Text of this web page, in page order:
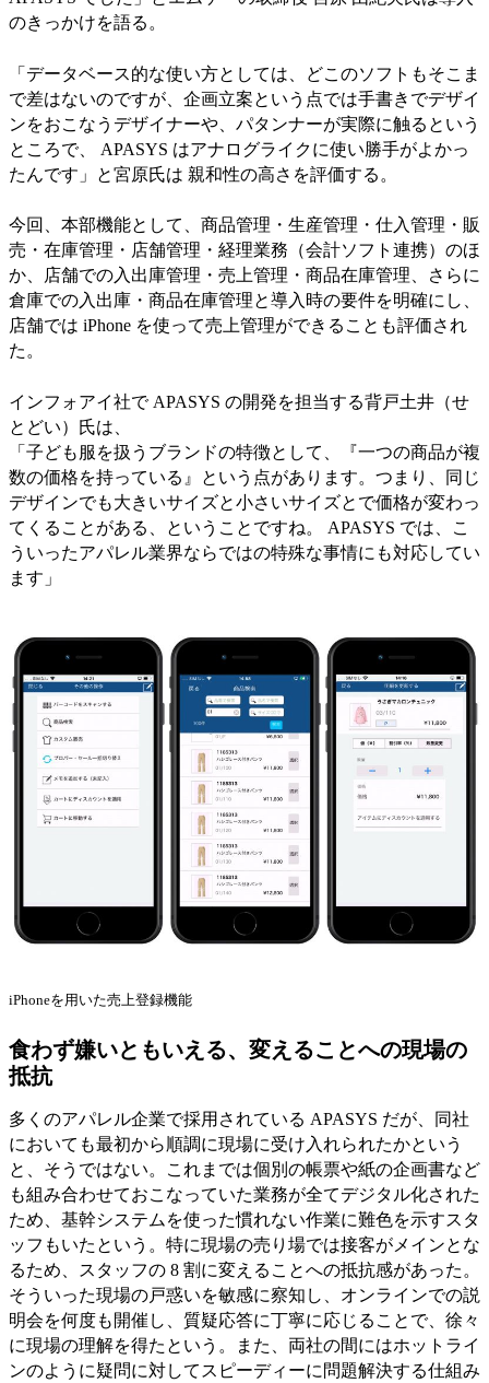
のきっかけを語る。
「データベース的な使い方としては、どこのソフトもそこま
で差はないのですが、企画立案という点では手書きでデザイ
ンをおこなうデザイナーや、パタンナーが実際に触るという
ところで、 APASYS はアナログライクに使い勝手がよかっ
たんです」と宮原氏は 親和性の高さを評価する。
今回、本部機能として、商品管理・生産管理・仕入管理・販
売・在庫管理・店舗管理・経理業務（会計ソフト連携）のほ
か、店舗での入出庫管理・売上管理・商品在庫管理、さらに
倉庫での入出庫・商品在庫管理と導入時の要件を明確にし、
店舗では iPhone を使って売上管理ができることも評価され
た。
インフォアイ社で APASYS の開発を担当する背戸土井（せ
とどい）氏は、
「子ども服を扱うブランドの特徴として、『一つの商品が複
数の価格を持っている』という点があります。つまり、同じ
デザインでも大きいサイズと小さいサイズとで価格が変わっ
てくることがある、ということですね。 APASYS では、こ
ういったアパレル業界ならではの特殊な事情にも対応してい
ます」
iPhoneを用いた売上登録機能
食わず嫌いともいえる、変えることへの現場の
抵抗
多くのアパレル企業で採用されている APASYS だが、同社
においても最初から順調に現場に受け入れられたかという
と、そうではない。これまでは個別の帳票や紙の企画書など
も組み合わせておこなっていた業務が全てデジタル化された
ため、基幹システムを使った慣れない作業に難色を示すスタ
ッフもいたという。特に現場の売り場では接客がメインとな
るため、スタッフの 8 割に変えることへの抵抗感があった。
そういった現場の戸惑いを敏感に察知し、オンラインでの説
明会を何度も開催し、質疑応答に丁寧に応じることで、徐々
に現場の理解を得たという。また、両社の間にはホットライ
ンのように疑問に対してスピーディーに問題解決する仕組み